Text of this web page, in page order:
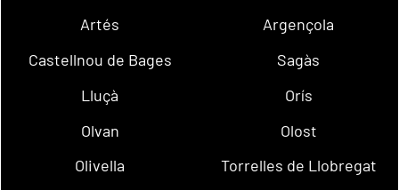
Artés
Argençola
Castellnou de Bages
Sagàs
Lluçà
Orís
Olvan
Olost
Olivella
Torrelles de Llobregat